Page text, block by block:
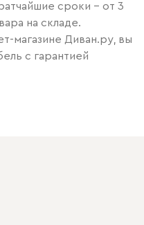
сроки – от 3
на складе.
магазине Диван.ру, вы
с гарантией